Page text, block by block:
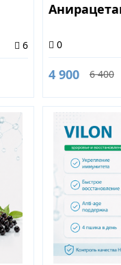
6 0
4 900 6 400